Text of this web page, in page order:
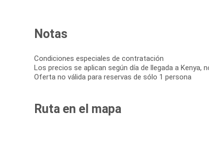
Notas
Condiciones especiales de contratación
Los precios se aplican según día de llegada a
Oferta no válida para reservas de sólo 1 persona
Ruta en el mapa